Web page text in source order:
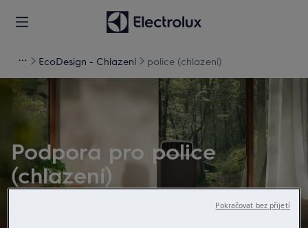
EcoDesign - Chlazení police (chlazení)
Podpora pro police
(chlazení)
Pokračovat bez přijetí